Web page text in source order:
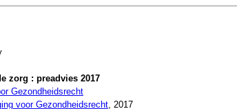
zorg : preadvies 2017
Gezondheidsrecht
voor Gezondheidsrecht, 2017